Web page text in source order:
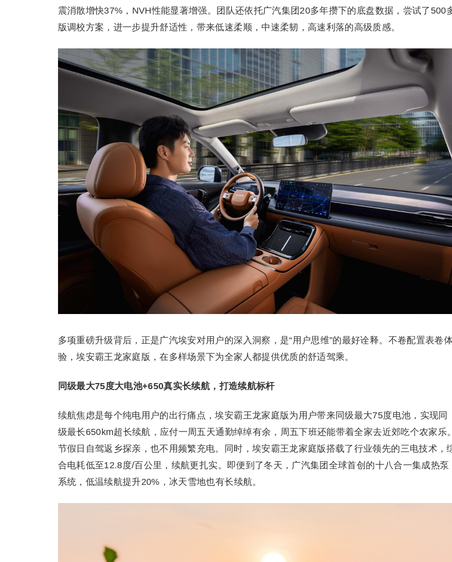
震消散增快37%，NVH性能显著增强。团队还依托广汽集团20多年攒下的底盘数据，尝试了500
版调校方案，进一步提升舒适性，带来低速柔顺，中速柔韧，高速利落的高级质感。
多项重磅升级背后，正是广汽埃安对用户的深入洞察，是“用户思维”的最好诠释。不卷配置表卷
验，埃安霸王龙家庭版，在多样场景下为全家人都提供优质的舒适驾乘。
同级最大75度大电池+650真实长续航，打造续航标杆
续航焦虑是每个纯电用户的出行痛点，埃安霸王龙家庭版为用户带来同级最大75度电池，实现同
级最长650km超长续航，应付一周五天通勤绰绰有余，周五下班还能带着全家去近郊吃个农家乐。
节假日自驾返乡探亲，也不用频繁充电。同时，埃安霸王龙家庭版搭载了行业领先的三电技术，
合电耗低至12.8度/百公里，续航更扎实。即便到了冬天，广汽集团全球首创的十八合一集成热泵
系统，低温续航提升20%，冰天雪地也有长续航。